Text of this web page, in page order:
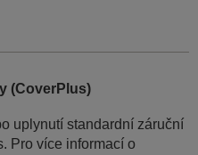
(CoverPlus)
uplynutí standardní záruční
Pro více informací o